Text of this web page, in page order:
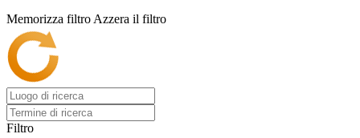
Memorizza filtro Azzera il filtro
Filtro